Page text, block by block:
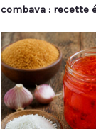
combava : recette